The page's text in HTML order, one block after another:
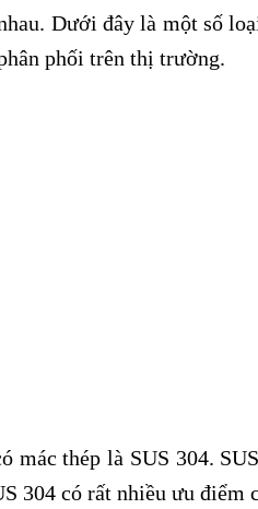
Dưới đây là một số
phối trên thị trường.
thép là SUS 304.
304 có rất nhiều ưu điểm